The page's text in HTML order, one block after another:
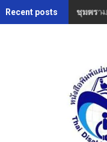
Recent posts ชุมพร –